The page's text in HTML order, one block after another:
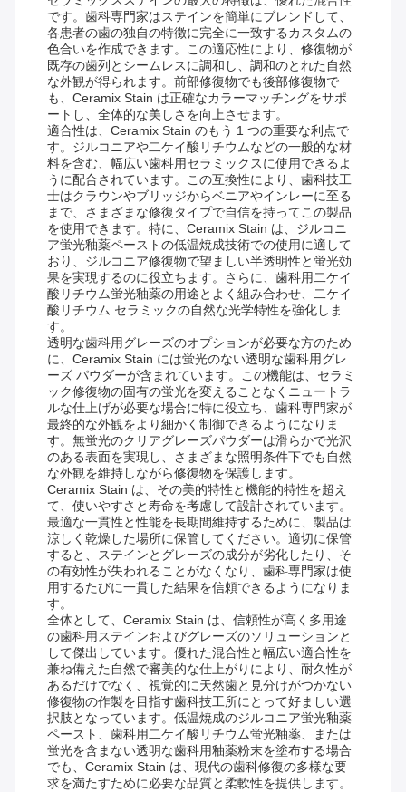
です。歯科専門家はステインを簡単にブレンドして、
各患者の歯の独自の特徴に完全に一致するカスタムの
色合いを作成できます。この適応性により、修復物が
既存の歯列とシームレスに調和し、調和のとれた自然
な外観が得られます。前部修復物でも後部修復物で
も、Ceramix Stain は正確なカラーマッチングをサポ
ートし、全体的な美しさを向上させます。
適合性は、Ceramix Stain のもう 1 つの重要な利点で
す。ジルコニアや二ケイ酸リチウムなどの一般的な材
料を含む、幅広い歯科用セラミックスに使用できるよ
うに配合されています。この互換性により、歯科技工
士はクラウンやブリッジからベニアやインレーに至る
まで、さまざまな修復タイプで自信を持ってこの製品
を使用できます。特に、Ceramix Stain は、ジルコニ
ア蛍光釉薬ペーストの低温焼成技術での使用に適して
おり、ジルコニア修復物で望ましい半透明性と蛍光効
果を実現するのに役立ちます。さらに、歯科用二ケイ
酸リチウム蛍光釉薬の用途とよく組み合わせ、二ケイ
酸リチウム セラミックの自然な光学特性を強化しま
す。
透明な歯科用グレーズのオプションが必要な方のため
に、Ceramix Stain には蛍光のない透明な歯科用グレ
ーズ パウダーが含まれています。この機能は、セラミ
ック修復物の固有の蛍光を変えることなくニュートラ
ルな仕上げが必要な場合に特に役立ち、歯科専門家が
最終的な外観をより細かく制御できるようになりま
す。無蛍光のクリアグレーズパウダーは滑らかで光沢
のある表面を実現し、さまざまな照明条件下でも自然
な外観を維持しながら修復物を保護します。
Ceramix Stain は、その美的特性と機能的特性を超え
て、使いやすさと寿命を考慮して設計されています。
最適な一貫性と性能を長期間維持するために、製品は
涼しく乾燥した場所に保管してください。適切に保管
すると、ステインとグレーズの成分が劣化したり、そ
の有効性が失われることがなくなり、歯科専門家は使
用するたびに一貫した結果を信頼できるようになりま
す。
全体として、Ceramix Stain は、信頼性が高く多用途
の歯科用ステインおよびグレーズのソリューションと
して傑出しています。優れた混合性と幅広い適合性を
兼ね備えた自然で審美的な仕上がりにより、耐久性が
あるだけでなく、視覚的に天然歯と見分けがつかない
修復物の作製を目指す歯科技工所にとって好ましい選
択肢となっています。低温焼成のジルコニア蛍光釉薬
ペースト、歯科用二ケイ酸リチウム蛍光釉薬、または
蛍光を含まない透明な歯科用釉薬粉末を塗布する場合
でも、Ceramix Stain は、現代の歯科修復の多様な要
求を満たすために必要な品質と柔軟性を提供します。